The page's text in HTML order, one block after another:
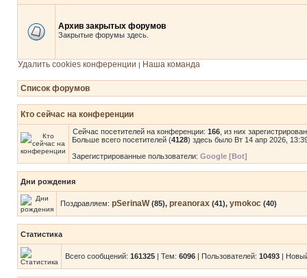
Архив закрытых форумов
Закрытые форумы здесь.
Удалить cookies конференции | Наша команда
Список форумов
Кто сейчас на конференции
Сейчас посетителей на конференции: 166 , из них
Больше всего посетителей (4128) здесь было Вт 14 апр 2026,
Зарегистрированные пользователи: Google [Bot]
Дни рождения
Поздравляем: pSerinaW(85), preanorax (41), ymokoc (40)
Статистика
Всего сообщений: 161325 | Тем: 6096 | Пользователей: 10493 |